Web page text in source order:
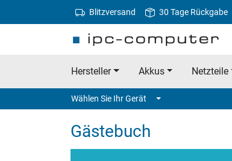
Blitzversand 30 Tage Rückgabe
Hersteller Akkus Netzteile
Wählen Sie Ihr Gerät
Gästebuch